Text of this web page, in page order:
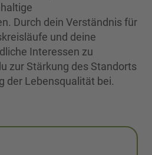
Durch dein Verständnis für
und deine
Interessen zu
zur Stärkung des Standorts
der Lebensqualität bei.